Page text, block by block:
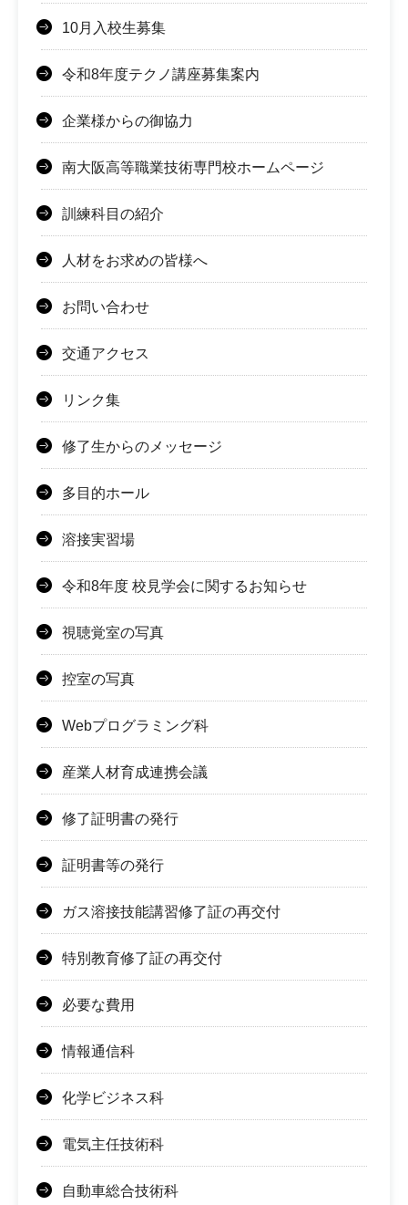
10月入校生募集
令和8年度テクノ講座募集案内
企業様からの御協力
南大阪高等職業技術専門校ホームページ
訓練科目の紹介
人材をお求めの皆様へ
お問い合わせ
交通アクセス
リンク集
修了生からのメッセージ
多目的ホール
溶接実習場
令和8年度 校見学会に関するお知らせ
視聴覚室の写真
控室の写真
Webプログラミング科
産業人材育成連携会議
修了証明書の発行
証明書等の発行
ガス溶接技能講習修了証の再交付
特別教育修了証の再交付
必要な費用
情報通信科
化学ビジネス科
電気主任技術科
自動車総合技術科